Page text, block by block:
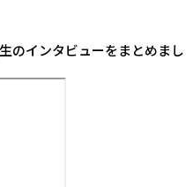
のインタビューをまとめまし